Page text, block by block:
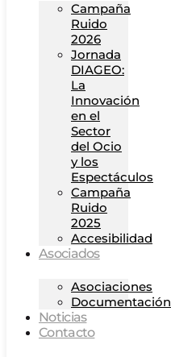
Campaña
Ruido
2026
Jornada
DIAGEO:
La
Innovación
en el
Sector
del Ocio
y los
Espectáculos
Campaña
Ruido
2025
Accesibilidad
Asociados
Asociaciones
Documentación
Noticias
Contacto